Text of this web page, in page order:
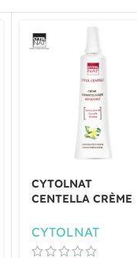
CYTOLNAT
CENTELLA CRÈME
RÉPARATRICE 50ML
CYTOLNAT